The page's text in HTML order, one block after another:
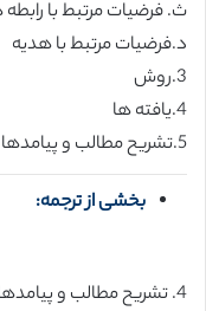
ث. فرضیات مرتبط با
د.فرضیات مرتبط با هدیه
3.روش
4.یافته ها
5.تشریح مطالب و پیامدها
بخشی از ترجمه:
4. تشریح مطالب و پیامدها